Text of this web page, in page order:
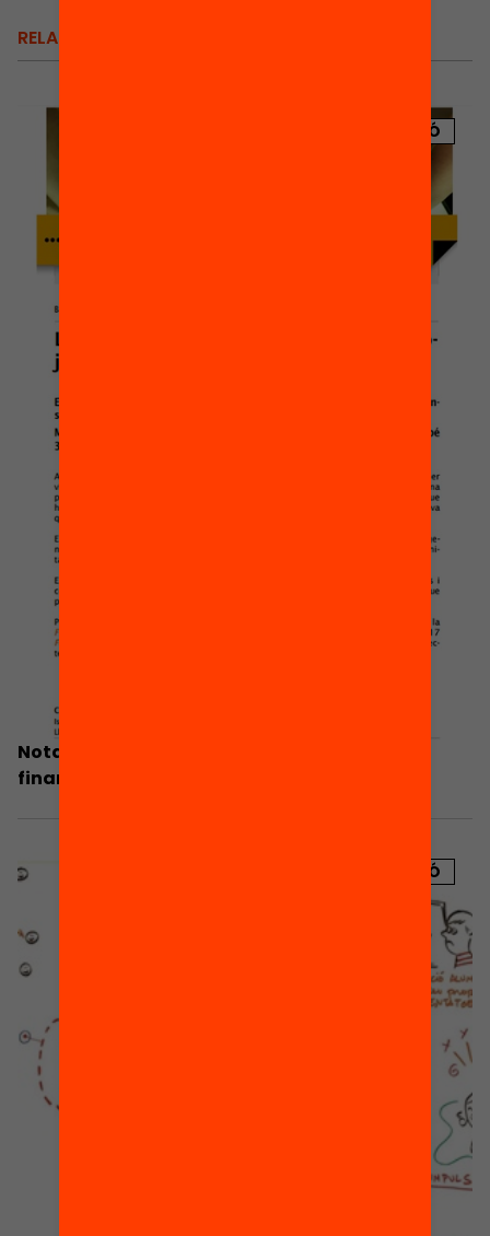
RELACIONATS
PUBLICACIÓ
Nota de premsa: La comunitat educativa
finança 11 projectes educatius
PUBLICACIÓ